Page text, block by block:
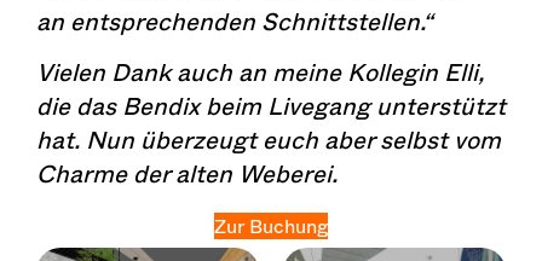
an entsprechenden Schnittstellen.“
Vielen Dank auch an meine Kollegin Elli,
die das Bendix beim Livegang unterstützt
hat. Nun überzeugt euch aber selbst vom
Charme der alten Weberei.
Zur Buchung